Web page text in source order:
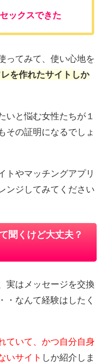
ックスできた
ってみて、使い心地を
を作れたサイトしか
いと悩む女性たちが１
その証明になるでしょ
トやマッチングアプリ
ンジしてみてください
聞くけど大丈夫？
実はメッセージを交換
・なんて経験はしたく
ていて、かつ自分自身
いサイト しか紹介しま